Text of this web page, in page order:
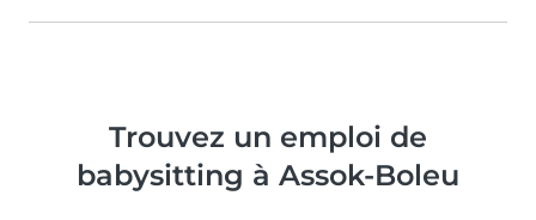
Trouvez un emploi de
babysitting à Assok-Boleu